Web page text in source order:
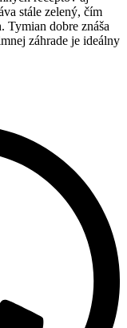
stále zelený, čím
Tymian dobre znáša
záhrade je ideálny